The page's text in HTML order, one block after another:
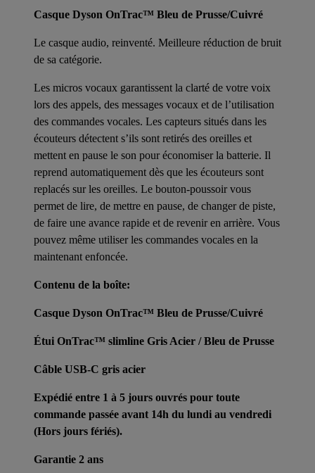
Casque Dyson OnTrac™ Bleu de Prusse/Cuivré
Le casque audio, reinventé. Meilleure réduction de bruit
de sa catégorie.
Les micros vocaux garantissent la clarté de votre voix
lors des appels, des messages vocaux et de l’utilisation
des commandes vocales. Les capteurs situés dans les
écouteurs détectent s’ils sont retirés des oreilles et
mettent en pause le son pour économiser la batterie. Il
reprend automatiquement dès que les écouteurs sont
replacés sur les oreilles. Le bouton-poussoir vous
permet de lire, de mettre en pause, de changer de piste,
de faire une avance rapide et de revenir en arrière. Vous
pouvez même utiliser les commandes vocales en la
maintenant enfoncée.
Contenu de la boîte:
Casque Dyson OnTrac™ Bleu de Prusse/Cuivré
Étui OnTrac™ slimline Gris Acier / Bleu de Prusse
Câble USB-C gris acier
Expédié entre 1 à 5 jours ouvrés pour toute
commande passée avant 14h du lundi au vendredi
(Hors jours fériés).
Garantie 2 ans